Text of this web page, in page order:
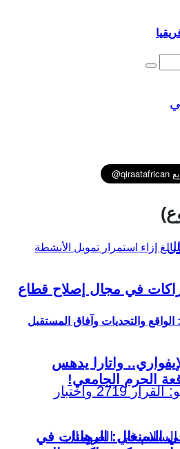
في إفريقيا
والتحديات وآفاق المستقبل
في مجال إصلاح قطاع
واتارا يدهس
الحرم الجامعي!
في السنغال: الرهانات في